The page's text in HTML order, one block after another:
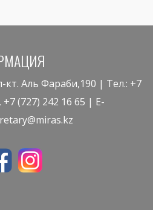
кт. Аль Фараби,190 | Тел.: +7
+7 (727) 242 16 65 | E-